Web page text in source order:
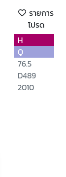
รายการ
โปรด
H
Q
76.5
D489
2010